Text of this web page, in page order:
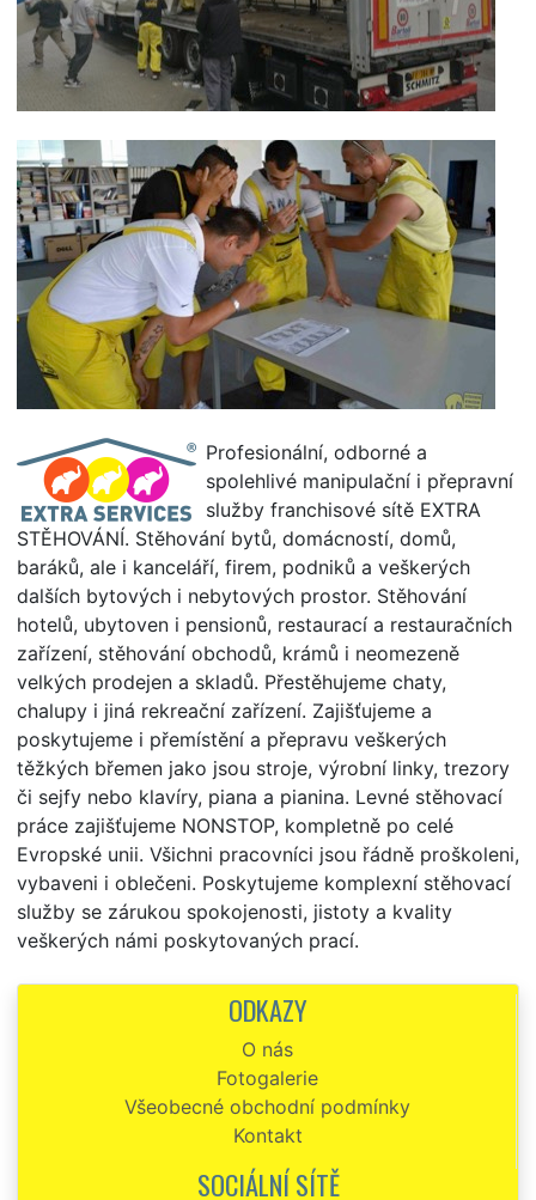
Profesionální, odborné a
spolehlivé manipulační i přepravní
služby franchisové sítě EXTRA
STĚHOVÁNÍ. Stěhování bytů, domácností, domů,
baráků, ale i kanceláří, firem, podniků a veškerých
dalších bytových i nebytových prostor. Stěhování
hotelů, ubytoven i pensionů, restaurací a restauračních
zařízení, stěhování obchodů, krámů i neomezeně
velkých prodejen a skladů. Přestěhujeme chaty,
chalupy i jiná rekreační zařízení. Zajišťujeme a
poskytujeme i přemístění a přepravu veškerých
těžkých břemen jako jsou stroje, výrobní linky, trezory
či sejfy nebo klavíry, piana a pianina. Levné stěhovací
práce zajišťujeme NONSTOP, kompletně po celé
Evropské unii. Všichni pracovníci jsou řádně proškoleni,
vybaveni i oblečeni. Poskytujeme komplexní stěhovací
služby se zárukou spokojenosti, jistoty a kvality
veškerých námi poskytovaných prací.
ODKAZY
O nás
Fotogalerie
Všeobecné obchodní podmínky
Kontakt
SOCIÁLNÍ SÍTĚ